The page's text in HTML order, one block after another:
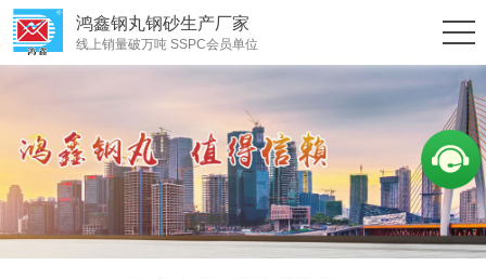
鸿鑫钢丸钢砂生产厂家
线上销量破万吨 SSPC会员单位